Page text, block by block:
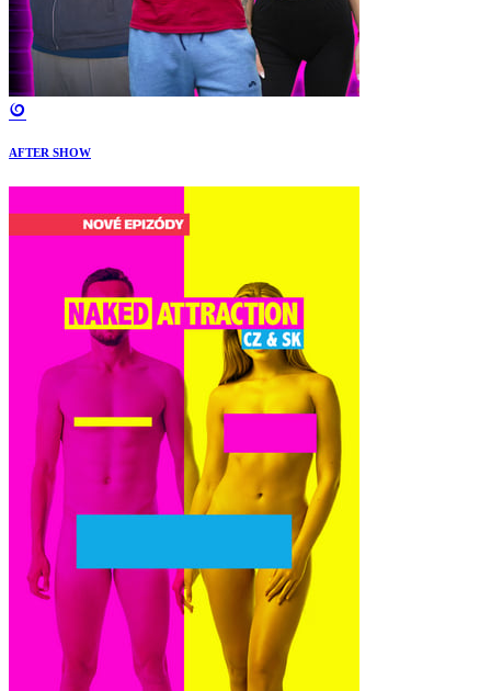
AFTER SHOW